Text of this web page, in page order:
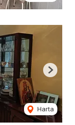
Harta
Next